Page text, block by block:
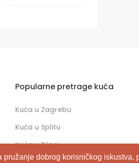
dobrog korisničkog iskustva,
Popularne pretrage kuća
Kuća u Zagrebu
Kuća u Splitu
Kuća u Rijeci